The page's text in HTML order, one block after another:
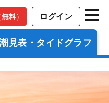
料） ログイン
潮見表・タイドグラフ